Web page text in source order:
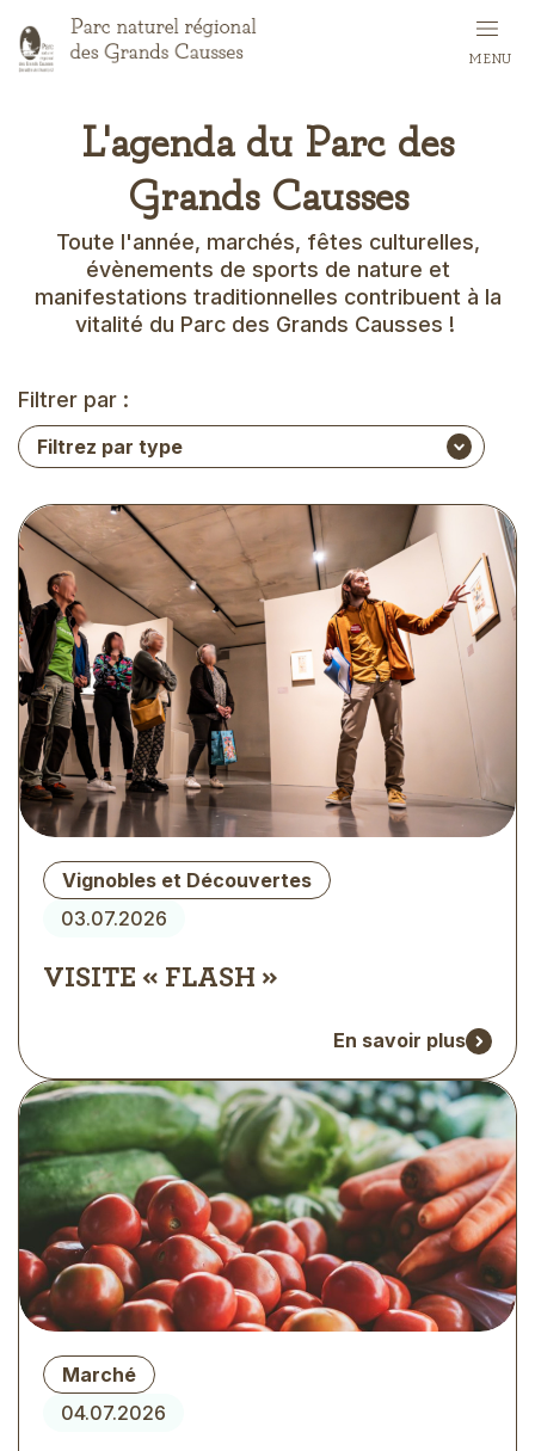
au
contenu
MENU
L'agenda du Parc des
Grands Causses
Toute l'année, marchés, fêtes culturelles,
évènements de sports de nature et
manifestations traditionnelles contribuent à la
vitalité du Parc des Grands Causses !
Filtrer par :
Visuel
03.07.2026
Type
d'évènement
Vignobles et Découvertes
VISITE « FLASH »
En savoir plus
Visuel
04.07.2026
Type
d'évènement
Marché